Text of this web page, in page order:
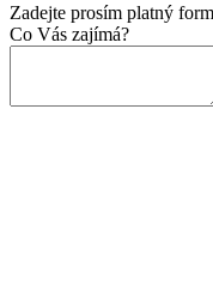
Zadejte prosím platný
Co Vás zajímá?